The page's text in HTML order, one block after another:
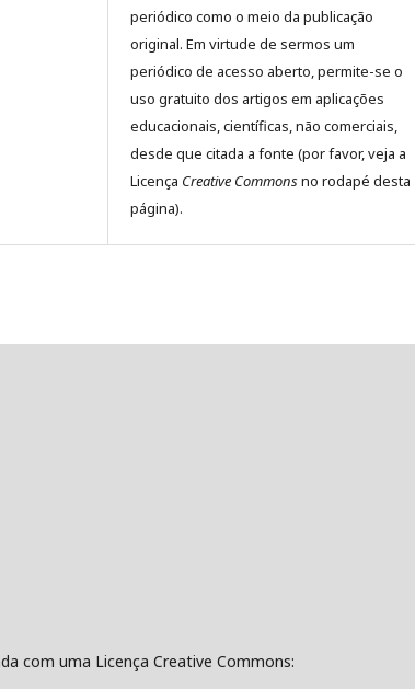
periódico como o meio da publicação
original. Em virtude de sermos um
periódico de acesso aberto, permite-se o
uso gratuito dos artigos em aplicações
educacionais, científicas, não comerciais,
desde que citada a fonte (por favor, veja a
Licença Creative Commonsno rodapé desta
página).
com uma Licença Creative Commons: